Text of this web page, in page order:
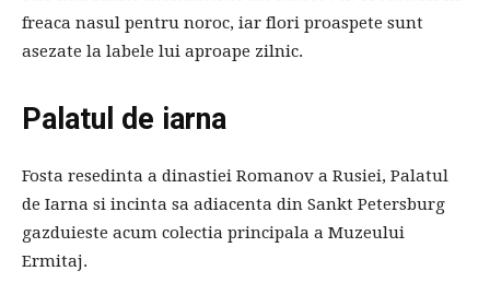
freaca nasul pentru noroc, iar flori proaspete sunt
asezate la labele lui aproape zilnic.
Palatul de iarna
Fosta resedinta a dinastiei Romanov a Rusiei, Palatul
de Iarna si incinta sa adiacenta din Sankt Petersburg
gazduieste acum colectia principala a Muzeului
Ermitaj.